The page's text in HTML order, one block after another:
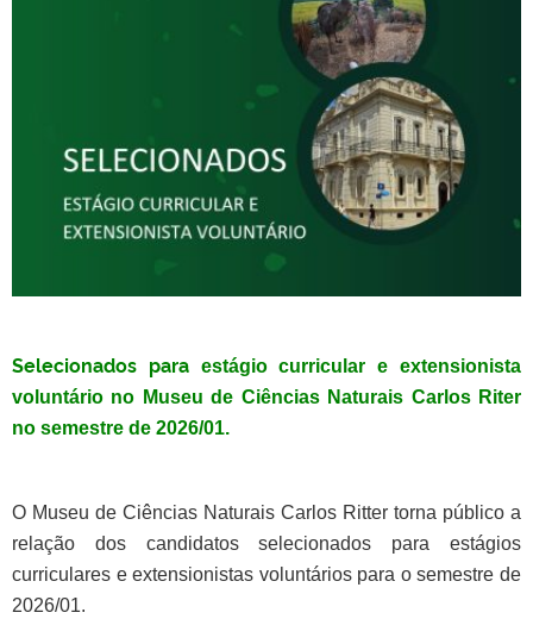
Selecionados para estágio curricular e extensionista
voluntário no Museu de Ciências Naturais Carlos Riter
no semestre de 2026/01.
O Museu de Ciências Naturais Carlos Ritter torna público a
relação dos candidatos selecionados para estágios
curriculares e extensionistas voluntários para o semestre de
2026/01.